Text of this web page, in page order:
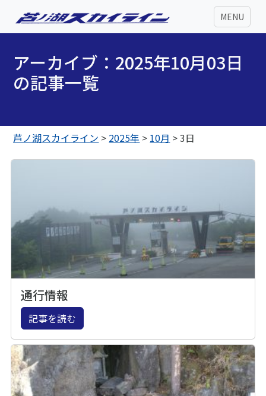
MENU
アーカイブ：2025年10月03日
の記事一覧
芦ノ湖スカイライン > 2025年 > 10月 >3日
通行情報
記事を読む